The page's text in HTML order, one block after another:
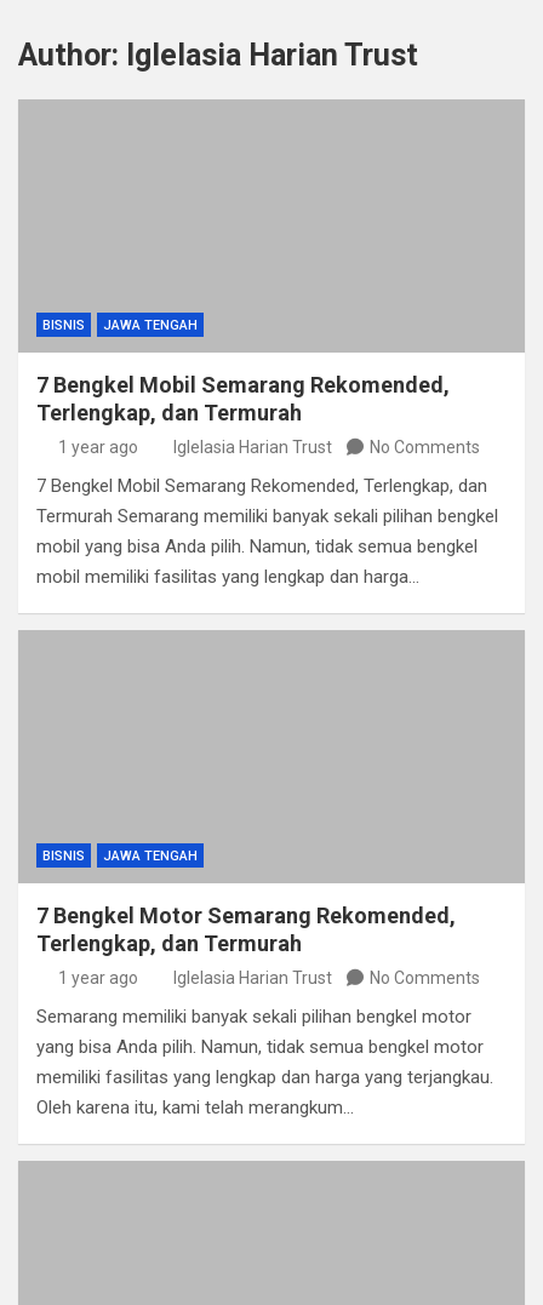
Author: Iglelasia Harian Trust
BISNIS JAWA TENGAH
7 Bengkel Mobil Semarang Rekomended,
Terlengkap, dan Termurah
1 year ago Iglelasia Harian Trust No Comments
7 Bengkel Mobil Semarang Rekomended, Terlengkap, dan
Termurah Semarang memiliki banyak sekali pilihan bengkel
mobil yang bisa Anda pilih. Namun, tidak semua bengkel
mobil memiliki fasilitas yang lengkap dan harga…
BISNIS JAWA TENGAH
7 Bengkel Motor Semarang Rekomended,
Terlengkap, dan Termurah
1 year ago Iglelasia Harian Trust No Comments
Semarang memiliki banyak sekali pilihan bengkel motor
yang bisa Anda pilih. Namun, tidak semua bengkel motor
memiliki fasilitas yang lengkap dan harga yang terjangkau.
Oleh karena itu, kami telah merangkum…